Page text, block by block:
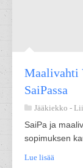
Maalivahti
SaiPassa
Jääkiekko -
SaiPa ja
sopimuksen
Lue lisää